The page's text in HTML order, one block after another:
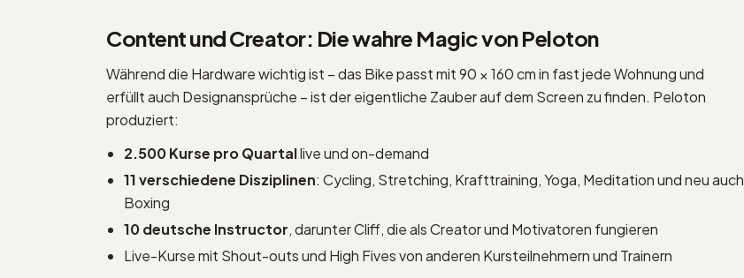
Content und Creator: Die wahre Magic von Peloton
Während die Hardware wichtig ist – das Bike passt mit 90 × 160 cm in fast jede Wohnung und
erfüllt auch Designansprüche – ist der eigentliche Zauber auf dem Screen zu finden. Peloton
produziert:
2.500 Kurse pro Quartallive und on-demand
11 verschiedene Disziplinen: Cycling, Stretching, Krafttraining, Yoga, Meditation und neu auch
Boxing
10 deutsche Instructor, darunter Cliff, die als Creator und Motivatoren fungieren
Live-Kurse mit Shout-outs und High Fives von anderen Kursteilnehmern und Trainern